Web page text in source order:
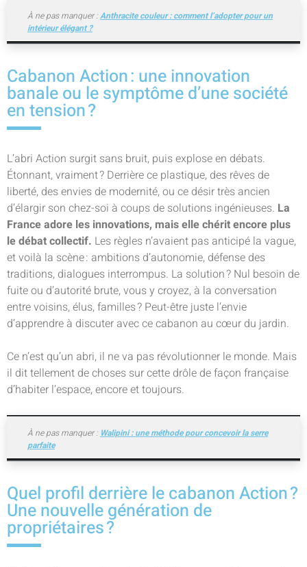
À ne pas manquer :Anthracite couleur : comment l’adopter pour un
intérieur élégant ?
Cabanon Action : une innovation
banale ou le symptôme d’une société
en tension ?
L’abri Action surgit sans bruit, puis explose en débats.
Étonnant, vraiment ? Derrière ce plastique, des rêves de
liberté, des envies de modernité, ou ce désir très ancien
d’élargir son chez-soi à coups de solutions ingénieuses. La
France adore les innovations, mais elle chérit encore plus
le débat collectif. Les règles n’avaient pas anticipé la vague,
et voilà la scène : ambitions d’autonomie, défense des
traditions, dialogues interrompus. La solution ? Nul besoin de
fuite ou d’autorité brute, vous y croyez, à la conversation
entre voisins, élus, familles ? Peut-être juste l’envie
d’apprendre à discuter avec ce cabanon au cœur du jardin.
Ce n’est qu’un abri, il ne va pas révolutionner le monde. Mais
il dit tellement de choses sur cette drôle de façon française
d’habiter l’espace, encore et toujours.
À ne pas manquer : Walipini : une méthode pour concevoir la serre
parfaite
Quel profil derrière le cabanon Action ?
Une nouvelle génération de
propriétaires ?